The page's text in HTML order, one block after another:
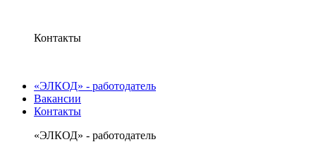
Контакты
«ЭЛКОД» - работодатель
Вакансии
Контакты
«ЭЛКОД» - работодатель